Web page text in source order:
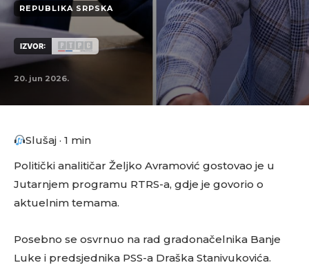
REPUBLIKA SRPSKA
IZVOR:
20. jun 2026.
Slušaj · 1 min
Politički analitičar Željko Avramović gostovao je u
Jutarnjem programu RTRS-a, gdje je govorio o
aktuelnim temama.
Posebno se osvrnuo na rad gradonačelnika Banje
Luke i predsjednika PSS-a Draška Stanivukovića.